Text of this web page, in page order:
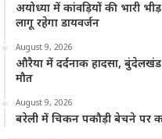
अयोध्या में कांवड़ियों की भारी
लागू रहेगा डायवर्जन
August 9, 2026
औरैया में दर्दनाक हादसा,
मौत
August 9, 2026
बरेली में चिकन पकौड़ी बेचने पर